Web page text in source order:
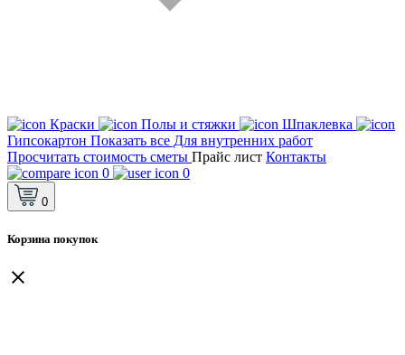
Краски Полы и стяжки
Шпаклевка
Гипсокартон Показать все Для внутренних работ
Просчитать стоимость сметы Прайс лист Контакты
0
0
0
Корзина покупок